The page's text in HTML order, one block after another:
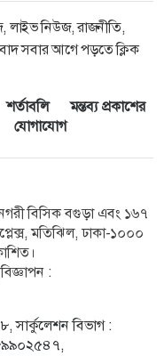
লাইভ নিউজ, রাজনীতি,
সবার আগে পড়তে ক্লিক
শর্তাবলি
মন্তব্য প্রকাশের
যোগাযোগ
বিসিক বগুড়া এবং ১৬৭
মতিঝিল, ঢাকা-১০০০
:
বিভাগ :